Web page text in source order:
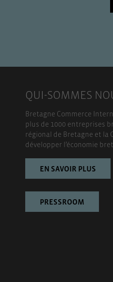
QUI-SOMMES
Bretagne Commerce
plus de 1000 entreprises
régional de Bretagne et la
développer l’économie
EN SAVOIR PLUS
PRESSROOM